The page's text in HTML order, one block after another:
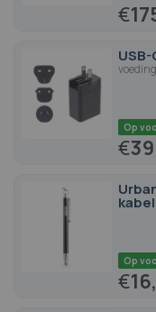
€
Op
€
kabel
Op
€